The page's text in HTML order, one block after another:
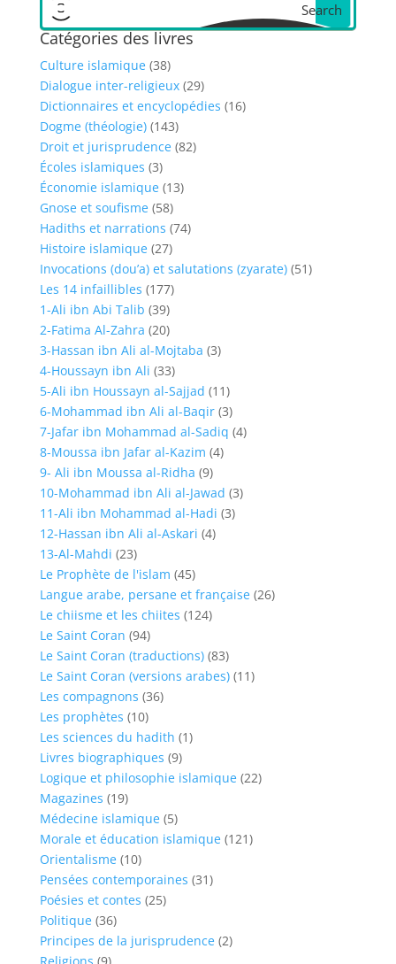
Search
Catégories des livres
Culture islamique (38)
Dialogue inter-religieux (29)
Dictionnaires et encyclopédies (16)
Dogme (théologie) (143)
Droit et jurisprudence (82)
Écoles islamiques (3)
Économie islamique (13)
Gnose et soufisme (58)
Hadiths et narrations (74)
Histoire islamique (27)
Invocations (dou’a) et salutations (zyarate) (51)
Les 14 infaillibles (177)
1-Ali ibn Abi Talib (39)
2-Fatima Al-Zahra (20)
3-Hassan ibn Ali al-Mojtaba (3)
4-Houssayn ibn Ali (33)
5-Ali ibn Houssayn al-Sajjad (11)
6-Mohammad ibn Ali al-Baqir (3)
7-Jafar ibn Mohammad al-Sadiq (4)
8-Moussa ibn Jafar al-Kazim (4)
9- Ali ibn Moussa al-Ridha (9)
10-Mohammad ibn Ali al-Jawad (3)
11-Ali ibn Mohammad al-Hadi (3)
12-Hassan ibn Ali al-Askari (4)
13-Al-Mahdi (23)
Le Prophète de l'islam (45)
Langue arabe, persane et française (26)
Le chiisme et les chiites (124)
Le Saint Coran (94)
Le Saint Coran (traductions) (83)
Le Saint Coran (versions arabes) (11)
Les compagnons (36)
Les prophètes (10)
Les sciences du hadith (1)
Livres biographiques (9)
Logique et philosophie islamique (22)
Magazines (19)
Médecine islamique (5)
Morale et éducation islamique (121)
Orientalisme (10)
Pensées contemporaines (31)
Poésies et contes (25)
Politique (36)
Principes de la jurisprudence (2)